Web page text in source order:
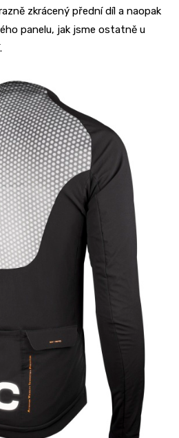
zkrácený přední díl a naopak
panelu, jak jsme ostatně u